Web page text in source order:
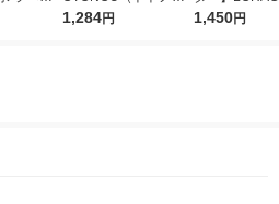
箱（24
ウ） by BLACK無糖 5
1,284円
r 410ml 1箱（
1,450円